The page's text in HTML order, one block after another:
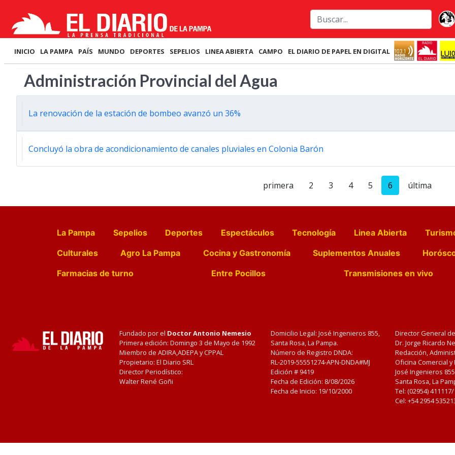
INICIO LA PAMPA PAÍS MUNDO DEPORTES SEPELIOS LINEA ABIERTA CAMPO EL DIARIO DE PAPEL EN DIGITAL
Administración Provincial del Agua
La renovación de la estación de bombeo avanzó un 36%
Concluyó la obra de acondicionamiento de canales pluviales en Colonia Barón
primera 2 3 4 5 6 última
La Pampa Sepelios Deportes Espectáculos Tecnología Linea Abierta
Culturales
Agro La Pampa Cocina y Gastronomía Suplementos Anuales
Farmacias de turno
Entre Pocillos Transmisiones en vivo
Fundado por el Doctor Antonio Nemesio
Primera edición: Domingo 3 de Mayo de 1992
Miembro de ADIRA,ADEPA y CPPAL
Propietario: El Diario SRL
Director Periodístico:
Walter René Goñi
Domicilio Legal: José Ingenieros 855,
Santa Rosa, La Pampa.
Número de Registro DNDA:
RL-2019-55551274-APN-DNDA#MJ
Edición # 9419
Fecha de Edición: 8/08/2026
Fecha de Inicio: 19/10/2000
Director General
Dr. Jorge Ricardo
Redacción,
Oficina Comercial
José Ingenieros
Santa Rosa, La
Tel: (02954)
Cel: +54 2954